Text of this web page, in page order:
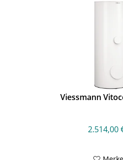
Viessmann
2.514,00